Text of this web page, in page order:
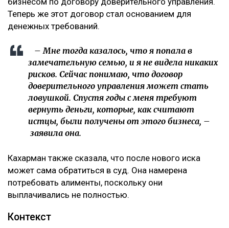
Теперь же этот договор стал основанием для
денежных требований.
– Мне тогда казалось, что я попала в
замечательную семью, и я не видела никаких
рисков. Сейчас понимаю, что договор
доверительного управления может стать
ловушкой. Спустя годы с меня требуют
вернуть деньги, которые, как считают
истцы, были получены от этого бизнеса, –
заявила она.
Кахарман также сказала, что после нового иска
может сама обратиться в суд. Она намерена
потребовать алименты, поскольку они
выплачивались не полностью.
Контекст